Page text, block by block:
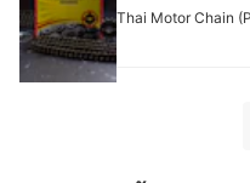
Motorcycle
Thai Motor Chain